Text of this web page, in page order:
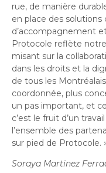
rue, de manière
en place des
d’accompagnement
Protocole reflète
misant sur la
dans les droits et la
de tous les
coordonnée, plus
un pas important, et
c’est le fruit d’un
l’ensemble des
sur pied de Protocole.
Soraya Martinez